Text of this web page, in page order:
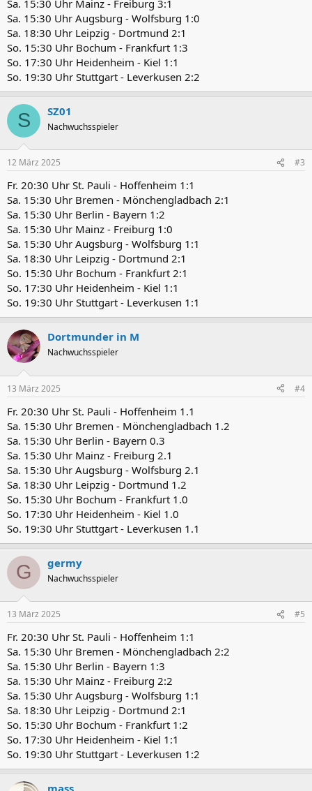
Sa. 15:30 Uhr Mainz - Freiburg 3:1
Sa. 15:30 Uhr Augsburg - Wolfsburg 1:0
Sa. 18:30 Uhr Leipzig - Dortmund 2:1
So. 15:30 Uhr Bochum - Frankfurt 1:3
So. 17:30 Uhr Heidenheim - Kiel 1:1
So. 19:30 Uhr Stuttgart - Leverkusen 2:2
S SZ01
Nachwuchsspieler
12 März 2025 #3
Fr. 20:30 Uhr St. Pauli - Hoffenheim 1:1
Sa. 15:30 Uhr Bremen - Mönchengladbach 2:1
Sa. 15:30 Uhr Berlin - Bayern 1:2
Sa. 15:30 Uhr Mainz - Freiburg 1:0
Sa. 15:30 Uhr Augsburg - Wolfsburg 1:1
Sa. 18:30 Uhr Leipzig - Dortmund 2:1
So. 15:30 Uhr Bochum - Frankfurt 2:1
So. 17:30 Uhr Heidenheim - Kiel 1:1
So. 19:30 Uhr Stuttgart - Leverkusen 1:1
Dortmunder in M
Nachwuchsspieler
13 März 2025 #4
Fr. 20:30 Uhr St. Pauli - Hoffenheim 1.1
Sa. 15:30 Uhr Bremen - Mönchengladbach 1.2
Sa. 15:30 Uhr Berlin - Bayern 0.3
Sa. 15:30 Uhr Mainz - Freiburg 2.1
Sa. 15:30 Uhr Augsburg - Wolfsburg 2.1
Sa. 18:30 Uhr Leipzig - Dortmund 1.2
So. 15:30 Uhr Bochum - Frankfurt 1.0
So. 17:30 Uhr Heidenheim - Kiel 1.0
So. 19:30 Uhr Stuttgart - Leverkusen 1.1
G germy
Nachwuchsspieler
13 März 2025 #5
Fr. 20:30 Uhr St. Pauli - Hoffenheim 1:1
Sa. 15:30 Uhr Bremen - Mönchengladbach 2:2
Sa. 15:30 Uhr Berlin - Bayern 1:3
Sa. 15:30 Uhr Mainz - Freiburg 2:2
Sa. 15:30 Uhr Augsburg - Wolfsburg 1:1
Sa. 18:30 Uhr Leipzig - Dortmund 2:1
So. 15:30 Uhr Bochum - Frankfurt 1:2
So. 17:30 Uhr Heidenheim - Kiel 1:1
So. 19:30 Uhr Stuttgart - Leverkusen 1:2
mass